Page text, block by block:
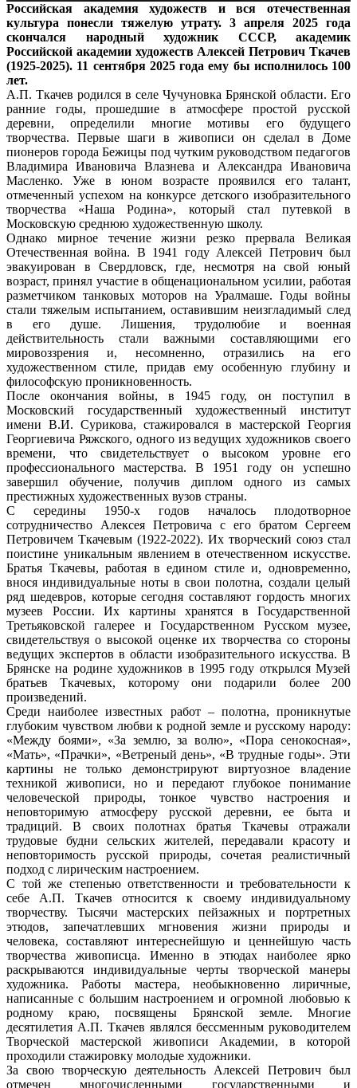
Российская академия художеств и вся отечественная
культура понесли тяжелую утрату. 3 апреля 2025 года
скончался народный художник СССР, академик
Российской академии художеств Алексей Петрович Ткачев
(1925-2025). 11 сентября 2025 года ему бы исполнилось 100
лет.
А.П. Ткачев родился в селе Чучуновка Брянской области. Его
ранние годы, прошедшие в атмосфере простой русской
деревни, определили многие мотивы его будущего
творчества. Первые шаги в живописи он сделал в Доме
пионеров города Бежицы под чутким руководством педагогов
Владимира Ивановича Влазнева и Александра Ивановича
Масленко. Уже в юном возрасте проявился его талант,
отмеченный успехом на конкурсе детского изобразительного
творчества «Наша Родина», который стал путевкой в
Московскую среднюю художественную школу.
Однако мирное течение жизни резко прервала Великая
Отечественная война. В 1941 году Алексей Петрович был
эвакуирован в Свердловск, где, несмотря на свой юный
возраст, принял участие в общенациональном усилии, работая
разметчиком танковых моторов на Уралмаше. Годы войны
стали тяжелым испытанием, оставившим неизгладимый след
в его душе. Лишения, трудолюбие и военная
действительность стали важными составляющими его
мировоззрения и, несомненно, отразились на его
художественном стиле, придав ему особенную глубину и
философскую проникновенность.
После окончания войны, в 1945 году, он поступил в
Московский государственный художественный институт
имени В.И. Сурикова, стажировался в мастерской Георгия
Георгиевича Ряжского, одного из ведущих художников своего
времени, что свидетельствует о высоком уровне его
профессионального мастерства. В 1951 году он успешно
завершил обучение, получив диплом одного из самых
престижных художественных вузов страны.
С середины 1950-х годов началось плодотворное
сотрудничество Алексея Петровича с его братом Сергеем
Петровичем Ткачевым (1922-2022). Их творческий союз стал
поистине уникальным явлением в отечественном искусстве.
Братья Ткачевы, работая в едином стиле и, одновременно,
внося индивидуальные ноты в свои полотна, создали целый
ряд шедевров, которые сегодня составляют гордость многих
музеев России. Их картины хранятся в Государственной
Третьяковской галерее и Государственном Русском музее,
свидетельствуя о высокой оценке их творчества со стороны
ведущих экспертов в области изобразительного искусства. В
Брянске на родине художников в 1995 году открылся Музей
братьев Ткачевых, которому они подарили более 200
произведений.
Среди наиболее известных работ – полотна, проникнутые
глубоким чувством любви к родной земле и русскому народу:
«Между боями», «За землю, за волю», «Пора сенокосная»,
«Мать», «Прачки», «Ветреный день», «В трудные годы». Эти
картины не только демонстрируют виртуозное владение
техникой живописи, но и передают глубокое понимание
человеческой природы, тонкое чувство настроения и
неповторимую атмосферу русской деревни, ее быта и
традиций. В своих полотнах братья Ткачевы отражали
трудовые будни сельских жителей, передавали красоту и
неповторимость русской природы, сочетая реалистичный
подход с лирическим настроением.
С той же степенью ответственности и требовательности к
себе А.П. Ткачев относится к своему индивидуальному
творчеству. Тысячи мастерских пейзажных и портретных
этюдов, запечатлевших мгновения жизни природы и
человека, составляют интереснейшую и ценнейшую часть
творчества живописца. Именно в этюдах наиболее ярко
раскрываются индивидуальные черты творческой манеры
художника. Работы мастера, необыкновенно лиричные,
написанные с большим настроением и огромной любовью к
родному краю, посвящены Брянской земле. Многие
десятилетия А.П. Ткачев являлся бессменным руководителем
Творческой мастерской живописи Академии, в которой
проходили стажировку молодые художники.
За свою творческую деятельность Алексей Петрович был
отмечен многочисленными государственными и